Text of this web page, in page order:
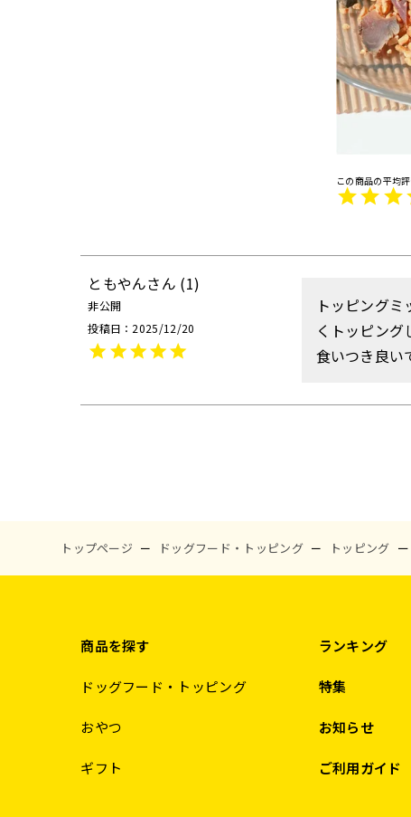
ともやん
1
非公開
投稿日
2025/12/20
トッピング
くトッピング
食いつき良い
トップページ ドッグフード・トッピング トッピング
商品を探す
ドッグフード・トッピング
おやつ
ギフト
ランキング
特集
お知らせ
ご利用ガイド